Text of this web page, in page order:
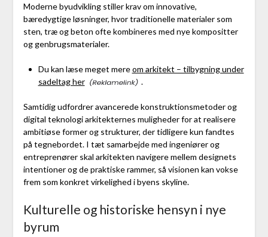
Moderne byudvikling stiller krav om innovative,
bæredygtige løsninger, hvor traditionelle materialer som
sten, træ og beton ofte kombineres med nye kompositter
og genbrugsmaterialer.
Du kan læse meget mereom arkitekt – tilbygning under
sadeltag her
.
Samtidig udfordrer avancerede konstruktionsmetoder og
digital teknologi arkitekternes muligheder for at realisere
ambitiøse former og strukturer, der tidligere kun fandtes
på tegnebordet. I tæt samarbejde med ingeniører og
entreprenører skal arkitekten navigere mellem designets
intentioner og de praktiske rammer, så visionen kan vokse
frem som konkret virkelighed i byens skyline.
Kulturelle og historiske hensyn i nye
byrum